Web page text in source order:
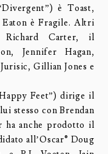
è Toast,
è Fragile. Altri
Richard Carter, il
Jennifer Hagan,
Gillian Jones e
Feet”) dirige il
stesso con Brendan
anche prodotto il
all’Oscar® Doug